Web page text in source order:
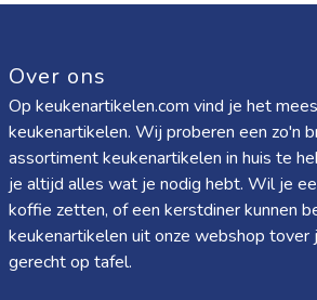
Over ons
Op keukenartikelen.com vind je het
keukenartikelen. Wij proberen een zo'n
assortiment keukenartikelen in huis te
je altijd alles wat je nodig hebt. Wil je
koffie zetten, of een kerstdiner kunnen
keukenartikelen uit onze webshop
gerecht op tafel.